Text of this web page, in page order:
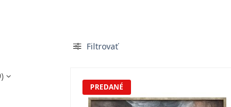
Filtrovať
PREDANÉ